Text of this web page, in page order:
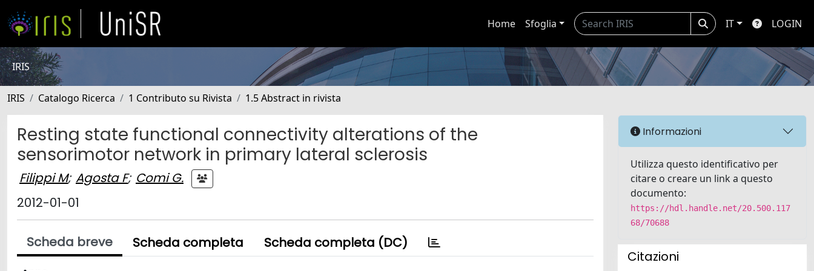
Home Sfoglia IT LOGIN
IRIS
IRIS Catalogo Ricerca 1 Contributo su Rivista 1.5 Abstract in rivista
Resting state functional connectivity alterations of the
sensorimotor network in primary lateral sclerosis
Filippi M; Agosta F; Comi G.
2012-01-01
Scheda breve Scheda completa Scheda completa (DC)
Informazioni
Utilizza questo identificativo per
citare o creare un link a questo
documento:
https://hdl.handle.net/20.500.117
68/70688
Citazioni